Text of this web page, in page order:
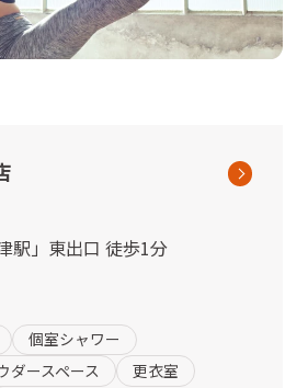
駅」 東出口 徒歩1分
個室シャワー
ダースペース
更衣室